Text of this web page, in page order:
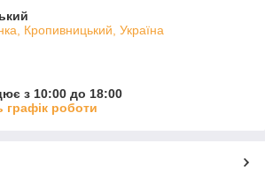
Кропивницький, Україна
з 10:00 до 18:00
графік роботи